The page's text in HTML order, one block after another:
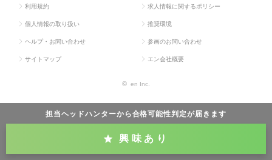
担当ヘッドハンターから合格可能性判定が届きます
興味あり
利用規約 求人情報に関するポリシー
個人情報の取り扱い 推奨環境
ヘルプ・お問い合わせ 参画のお問い合わせ
サイトマップ エン会社概要
© en Inc.